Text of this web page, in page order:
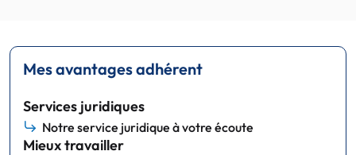
Mes avantages adhérent
Services juridiques
Notre service juridique à votre écoute
Mieux travailler